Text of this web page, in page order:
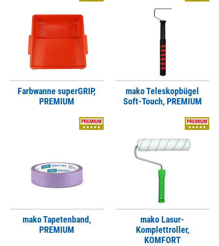
Farbwanne superGRIP,
PREMIUM
mako Teleskopbügel
Soft-Touch, PREMIUM
mako Tapetenband,
PREMIUM
mako Lasur-
Komplettroller,
KOMFORT